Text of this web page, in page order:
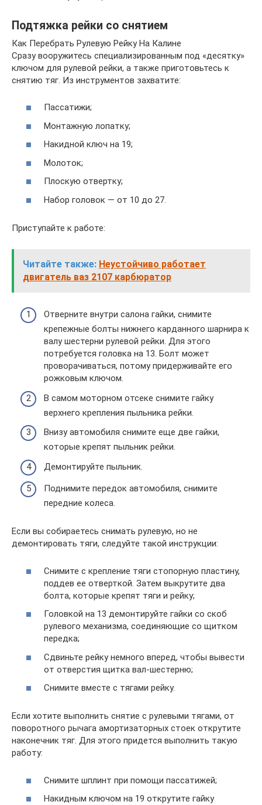
Подтяжка рейки со снятием
Как Перебрать Рулевую Рейку На Калине
Сразу вооружитесь специализированным под «десятку»
ключом для рулевой рейки, а также приготовьтесь к
снятию тяг. Из инструментов захватите:
Пассатижи;
Монтажную лопатку;
Накидной ключ на 19;
Молоток;
Плоскую отвертку;
Набор головок — от 10 до 27.
Приступайте к работе:
Читайте также: Неустойчиво работает
двигатель ваз 2107 карбюратор
Отверните внутри салона гайки, снимите
крепежные болты нижнего карданного шарнира к
валу шестерни рулевой рейки. Для этого
потребуется головка на 13. Болт может
проворачиваться, потому придерживайте его
рожковым ключом.
В самом моторном отсеке снимите гайку
верхнего крепления пыльника рейки.
Внизу автомобиля снимите еще две гайки,
которые крепят пыльник рейки.
Демонтируйте пыльник.
Поднимите передок автомобиля, снимите
передние колеса.
Если вы собираетесь снимать рулевую, но не
демонтировать тяги, следуйте такой инструкции:
Снимите с крепление тяги стопорную пластину,
поддев ее отверткой. Затем выкрутите два
болта, которые крепят тяги и рейку;
Головкой на 13 демонтируйте гайки со скоб
рулевого механизма, соединяющие со щитком
передка;
Сдвиньте рейку немного вперед, чтобы вывести
от отверстия щитка вал-шестерню;
Снимите вместе с тягами рейку.
Если хотите выполнить снятие с рулевыми тягами, от
поворотного рычага амортизаторных стоек открутите
наконечник тяг. Для этого придется выполнить такую
работу:
Снимите шплинт при помощи пассатижей;
Накидным ключом на 19 открутите гайку